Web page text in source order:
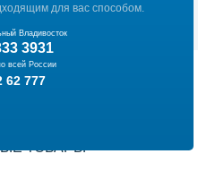
для вас способом.
Владивосток
3931
всей России
62 777
ТОВАРЫ